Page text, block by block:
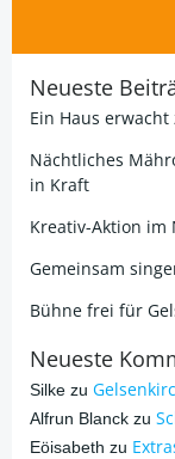
Neueste
Ein Haus
Nächtliches
in Kraft
Kreativ-Aktion im
Gemeinsam
Bühne frei für
Neueste
Silke zu
Alfrun Blanck zu
Eöisabeth zu